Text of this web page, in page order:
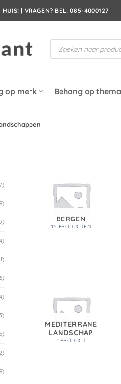
| VRAGEN? BEL: 085-4000127
Producten
zoeken
op merk Behang op thema
BERGEN
15 PRODUCTEN
MEDITERRANE
LANDSCHAP
1 PRODUCT